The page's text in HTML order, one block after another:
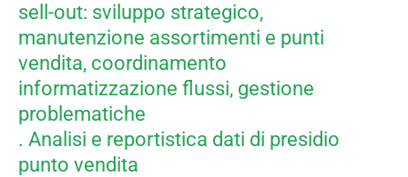
sell-out: sviluppo strategico,
manutenzione assortimenti e punti
vendita, coordinamento
informatizzazione flussi, gestione
problematiche
. Analisi e reportistica dati di presidio
punto vendita